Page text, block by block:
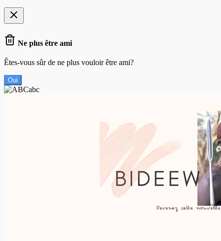
Ne plus être ami
Êtes-vous sûr de ne plus vouloir être ami?
Oui